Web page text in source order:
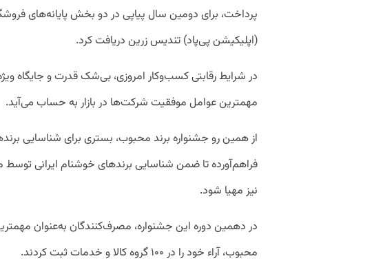
پرداخت، برای دومین سال پیاپی در دو بخش پایانه‌‌های
(اپلیکیشن پی‌پاد) تندیس زرین دریافت کرد.
در شرایط رقابتی کسب‌وکار امروزی، بی‌شک قدرت و جایگاه
مهمترین عوامل موفقیت شرکت‌ها در بازار به حساب می‌آید.
از همین رو جشنواره برند محبوب، بستری برای شناسایی
فراهم‌آورده تا ضمن شناسایی برندهای خوشنام ایرانی توسط
نیز مهیا شود.
در دهمین دوره این جشنواره، مصرف‌کنندگان به‌عنوان
محبوب، آراء خود را در ۱۰۰ گروه کالا و خدمات ثبت کردند.